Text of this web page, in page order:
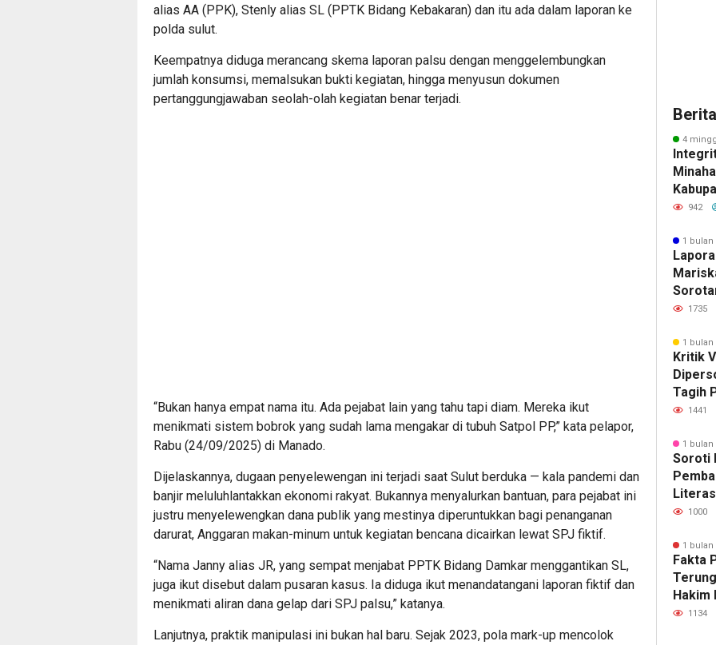
alias AA (PPK), Stenly alias SL (PPTK Bidang Kebakaran) dan itu ada dalam laporan ke
polda sulut.
Keempatnya diduga merancang skema laporan palsu dengan menggelembungkan
jumlah konsumsi, memalsukan bukti kegiatan, hingga menyusun dokumen
pertanggungjawaban seolah-olah kegiatan benar terjadi.
“Bukan hanya empat nama itu. Ada pejabat lain yang tahu tapi diam. Mereka ikut
menikmati sistem bobrok yang sudah lama mengakar di tubuh Satpol PP,” kata pelapor,
Rabu (24/09/2025) di Manado.
Dijelaskannya, dugaan penyelewengan ini terjadi saat Sulut berduka — kala pandemi dan
banjir meluluhlantakkan ekonomi rakyat. Bukannya menyalurkan bantuan, para pejabat ini
justru menyelewengkan dana publik yang mestinya diperuntukkan bagi penanganan
darurat, Anggaran makan-minum untuk kegiatan bencana dicairkan lewat SPJ fiktif.
“Nama Janny alias JR, yang sempat menjabat PPTK Bidang Damkar menggantikan SL,
juga ikut disebut dalam pusaran kasus. Ia diduga ikut menandatangani laporan fiktif dan
menikmati aliran dana gelap dari SPJ palsu,” katanya.
Lanjutnya, praktik manipulasi ini bukan hal baru. Sejak 2023, pola mark-up mencolok
4
942
1
Sarry
1735
1
Kritik
Tagih
Mana
1441
1
Soroti
“Pesta
1000
1
Fakta
Hakim
1134